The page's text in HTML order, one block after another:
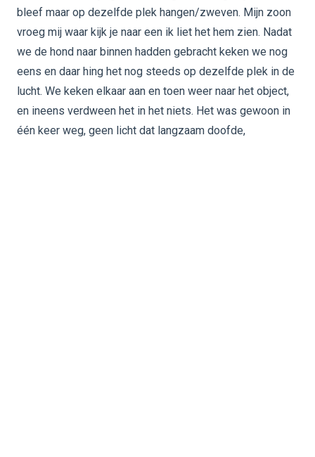
bleef maar op dezelfde plek hangen/zweven. Mijn zoon
vroeg mij waar kijk je naar een ik liet het hem zien. Nadat
we de hond naar binnen hadden gebracht keken we nog
eens en daar hing het nog steeds op dezelfde plek in de
lucht. We keken elkaar aan en toen weer naar het object,
en ineens verdween het in het niets. Het was gewoon in
één keer weg, geen licht dat langzaam doofde,